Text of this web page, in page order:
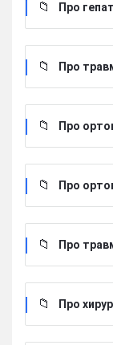
Про
Про
Про
Про
Про
Про